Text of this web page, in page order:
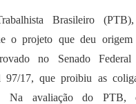
Brasileiro
o projeto que deu origem
no Senado
97/17, que proibiu as
Na avaliação do PTB,